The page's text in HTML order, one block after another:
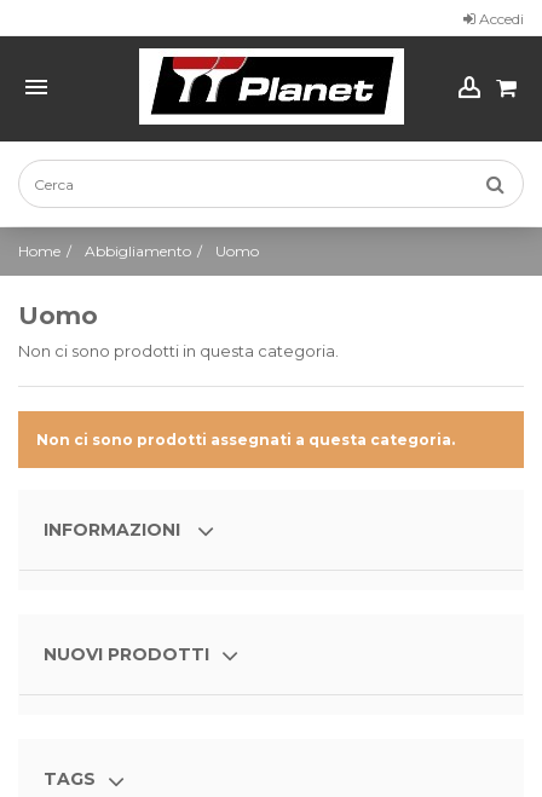
Accedi
Home Abbigliamento Uomo
Uomo
Non ci sono prodotti in questa categoria.
Non ci sono prodotti assegnati a questa categoria.
INFORMAZIONI
NUOVI PRODOTTI
TAGS